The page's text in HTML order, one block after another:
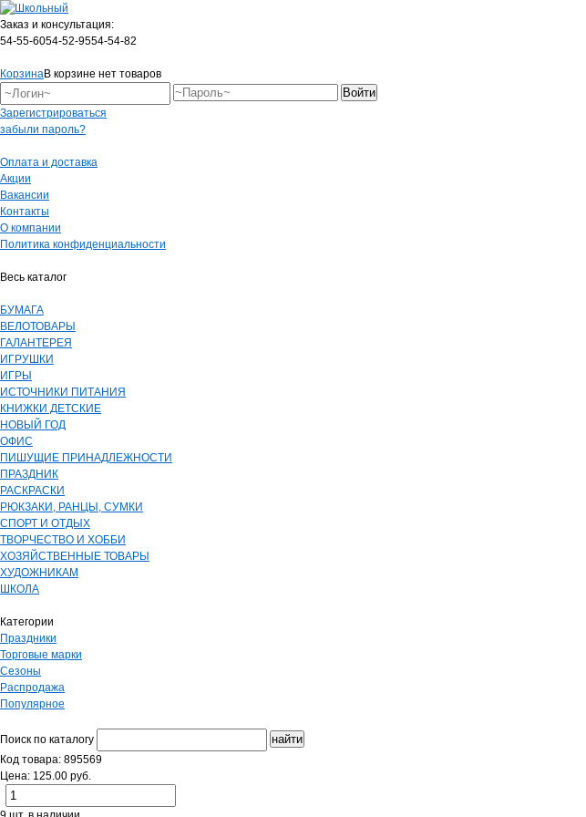
Заказ и консультация:
54-55-6054-52-9554-54-82
КорзинаВ корзине нет товаров
Зарегистрироваться
забыли пароль?
Оплата и доставка
Акции
Вакансии
Контакты
О компании
Политика конфиденциальности
Весь каталог
БУМАГА
ВЕЛОТОВАРЫ
ГАЛАНТЕРЕЯ
ИГРУШКИ
ИГРЫ
ИСТОЧНИКИ ПИТАНИЯ
КНИЖКИ ДЕТСКИЕ
НОВЫЙ ГОД
ОФИС
ПИШУЩИЕ ПРИНАДЛЕЖНОСТИ
ПРАЗДНИК
РАСКРАСКИ
РЮКЗАКИ, РАНЦЫ, СУМКИ
СПОРТ И ОТДЫХ
ТВОРЧЕСТВО И ХОББИ
ХОЗЯЙСТВЕННЫЕ ТОВАРЫ
ХУДОЖНИКАМ
ШКОЛА
Категории
Праздники
Торговые марки
Сезоны
Распродажа
Популярное
Поиск по каталогу
Код товара: 895569
Цена: 125.00 руб.